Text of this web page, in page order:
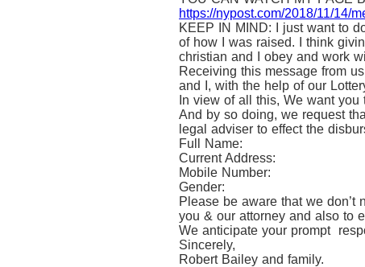
https://nypost.com/2018/11/14/
KEEP IN MIND: I just want to
of how I was raised. I think
christian and I obey and work
Receiving this message from
and I, with the help of our
In view of all this, We want
And by so doing, we request
legal adviser to effect the
Full Name:
Current Address:
Mobile Number:
Gender:
Please be aware that we
you & our attorney and also to
We anticipate your prompt
Sincerely,
Robert Bailey and family.